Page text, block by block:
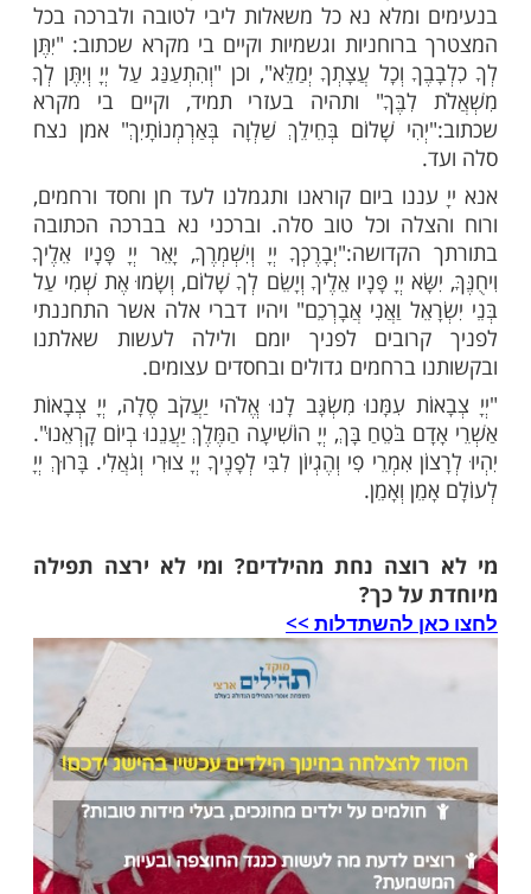
עליון גומל חסדים טובים, מלך עוזר ומושיע
למען רחמיך וחסדיך, ולמען שם הקדוש (יכוון
ורחם עלינו, הַרְאֵנוּ יְיָ חַסְדֶּךָ
לָנוּ ותאיר עלינו באור פניך כדכתיב:"נְסָה
פָּנֶיךָ יְיָ". ויתמתקו הדינים ותבטל מעלינו ומעל
ישראל כל גזרות קשות ורעות, ותצילנו מכל
ומנגע ומחלה ומיצר הרע ומכל חסרון כיס.
עשה נא עימנו אבינו מלכנו ותחיש את
וברצון.
(פב"פ) לנחול את חיי העולם הזה וחיי העולם
קרני ותגביה מזלי ותאריך ימי בטוב ושנותיי
נא כל משאלות ליבי לטובה ולברכה בכל
וגשמיות וקיים בי מקרא שכתוב: "יִתֶּן
ותהיה בעזרי תמיד, וקיים בי מקרא
שָׁלוֹם בְּחֵילֵךְ שַׁלְוָה בְּאַרְמְנוֹתָיִךְ" אמן נצח
ביום קוראנו ותגמלנו לעד חן וחסד ורחמים,
וכל טוב סלה. וברכני נא בברכה הכתובה
יְיָ וְיִשְׁמְרֶךָ, יָאֵר יְיָ פָּנָיו אֵלֶיךָ
יְיָ פָּנָיו אֵלֶיךָ וְיָשֵׂם לְךָ שָׁלוֹם, וְשָׂמוּ אֶת שְׁמִי עַל
וַאֲנִי אֲבָרְכֵם" ויהיו דברי אלה אשר התחננתי
לפניך יומם ולילה לעשות שאלתנו